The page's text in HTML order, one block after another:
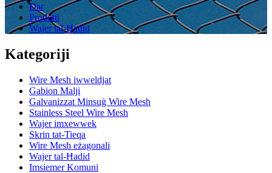
Dar
Prodotti
Wajer tal-Ħadid
Kategoriji
Wire Mesh iwweldjat
Gabion Malji
Galvanizzat Minsuġ Wire Mesh
Stainless Steel Wire Mesh
Wajer imxewwek
Skrin tat-Tieqa
Wire Mesh eżagonali
Wajer tal-Ħadid
Imsiemer Komuni